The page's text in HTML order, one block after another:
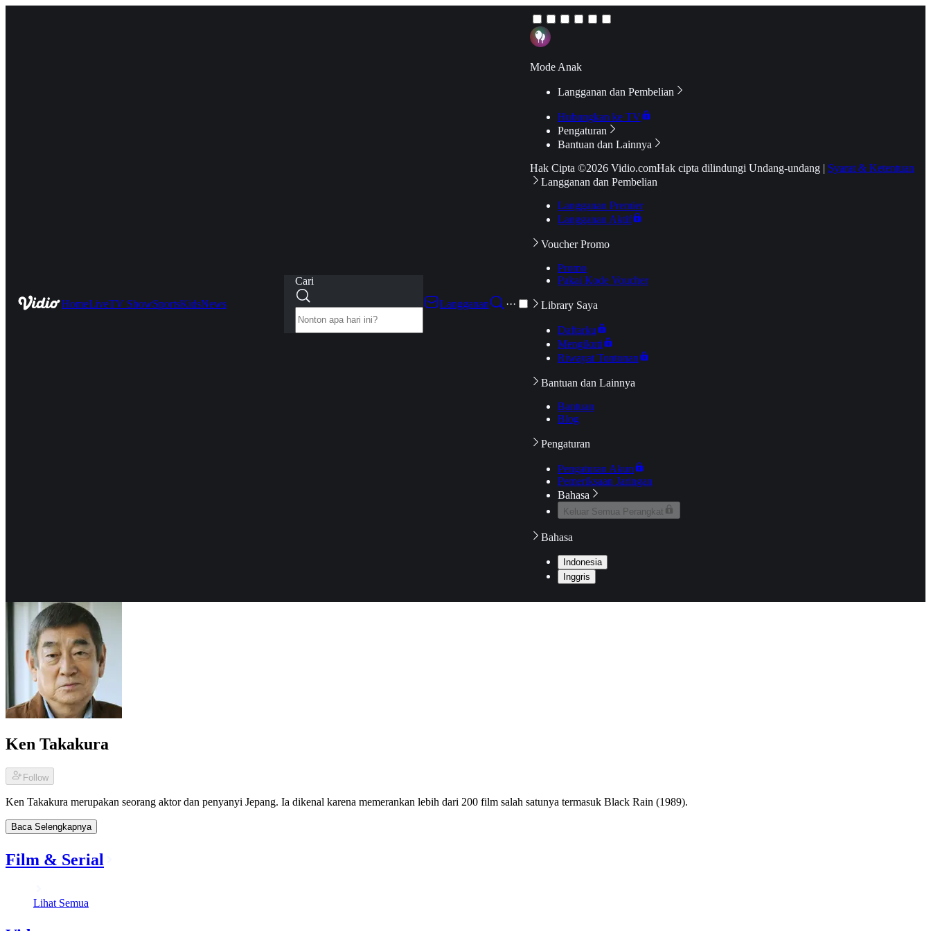
HomeLiveTV ShowSportsKidsNews
Cari
Langganan
···
Mode Anak
Langganan dan Pembelian
Hubungkan ke TV
Pengaturan
Bantuan dan Lainnya
Hak Cipta ©2026 Vidio.comHak cipta dilindungi Undang-undang | Syarat & Ketentuan
Langganan dan Pembelian
Langganan Premier
Langganan Aktif
Voucher Promo
Promo
Pakai Kode Voucher
Library Saya
Daftarku
Mengikuti
Riwayat Tontonan
Bantuan dan Lainnya
Bantuan
Blog
Pengaturan
Pengaturan Akun
Pemeriksaan Jaringan
Bahasa
Keluar Semua Perangkat
Bahasa
Indonesia
Inggris
Ken Takakura
Follow
Ken Takakura merupakan seorang aktor dan penyanyi Jepang. Ia dikenal karena memerankan lebih dari 200 film salah satunya termasuk Black Rain (1989).
Baca Selengkapnya
Film & Serial
Lihat Semua